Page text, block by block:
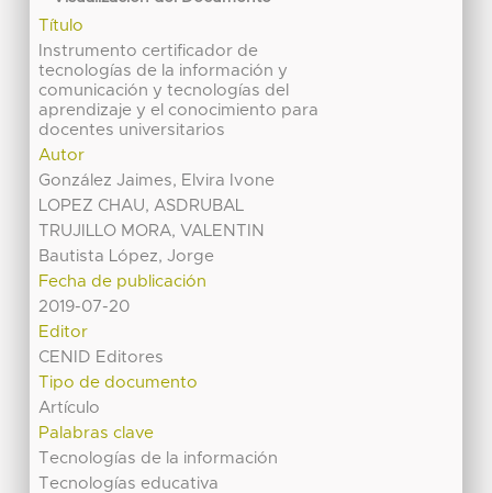
Título
Instrumento certificador de
tecnologías de la información y
comunicación y tecnologías del
aprendizaje y el conocimiento para
docentes universitarios
Autor
González Jaimes, Elvira Ivone
LOPEZ CHAU, ASDRUBAL
TRUJILLO MORA, VALENTIN
Bautista López, Jorge
Fecha de publicación
2019-07-20
Editor
CENID Editores
Tipo de documento
Artículo
Palabras clave
Tecnologías de la información
Tecnologías educativa